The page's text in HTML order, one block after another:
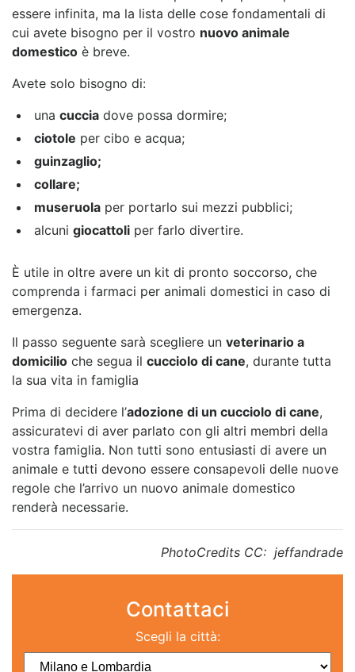
essere infinita, ma la lista delle cose fondamentali di
cui avete bisogno per il vostro nuovo animale
domestico è breve.
Avete solo bisogno di:
una cuccia dove possa dormire;
ciotole per cibo e acqua;
guinzaglio;
collare;
museruola per portarlo sui mezzi pubblici;
alcuni giocattoli per farlo divertire.
È utile in oltre avere un kit di pronto soccorso, che
comprenda i farmaci per animali domestici in caso di
emergenza.
Il passo seguente sarà scegliere un veterinario a
domicilio che segua il cucciolo di cane, durante tutta
la sua vita in famiglia
Prima di decidere l’adozione di un cucciolo di cane,
assicuratevi di aver parlato con gli altri membri della
vostra famiglia. Non tutti sono entusiasti di avere un
animale e tutti devono essere consapevoli delle nuove
regole che l’arrivo un nuovo animale domestico
renderà necessarie.
PhotoCredits CC: jeffandrade
Contattaci
Scegli la città: